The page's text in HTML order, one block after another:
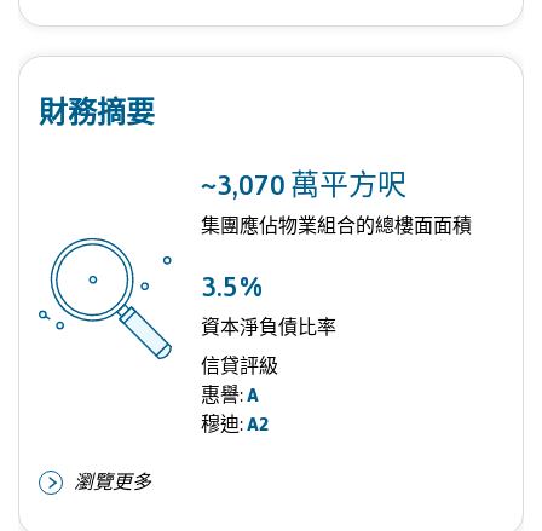
財務摘要
~3,070 萬平方呎
集團應佔物業組合的總樓面面積
3.5%
資本淨負債比率
信貸評級
惠譽:A
穆迪:A2
瀏覽更多